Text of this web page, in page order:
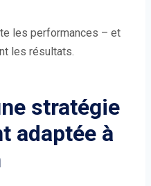
les performances – et
les résultats.
stratégie
adaptée à